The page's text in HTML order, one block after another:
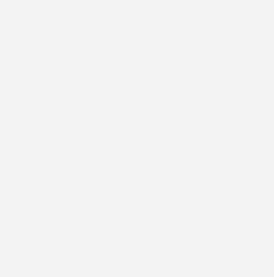
seltene Erden für
von Martin